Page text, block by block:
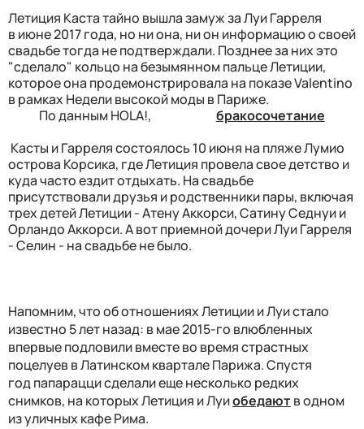
Летиция Каста тайно вышла замуж за Луи Гарреля
в июне 2017 года, но ни она, ни он информацию о своей
свадьбе тогда не подтверждали. Позднее за них это
"сделало" кольцо на безымянном пальце Летиции,
которое она продемонстрировала на показе Valentino
в рамках Недели высокой моды в Париже.
По данным HOLA!,
бракосочетание
Касты и Гарреля состоялось 10 июня на пляже Лумио
острова Корсика, где Летиция провела свое детство и
куда часто ездит отдыхать. На свадьбе
присутствовали друзья и родственники пары, включая
трех детей Летиции - Атену Аккорси, Сатину Седнуи и
Орландо Аккорси. А вот приемной дочери Луи Гарреля
- Селин - на свадьбе не было.
Напомним, что об отношениях Летиции и Луи стало
известно 5 лет назад: в мае 2015-го влюбленных
впервые подловили вместе во время страстных
поцелуев в Латинском квартале Парижа. Спустя
год папарацци сделали еще несколько редких
снимков, на которых Летиция и Луиобедаютв одном
из уличных кафе Рима.